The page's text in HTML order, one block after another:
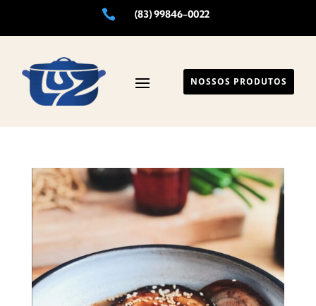
 (83) 99846-0022
NOSSOS PRODUTOS